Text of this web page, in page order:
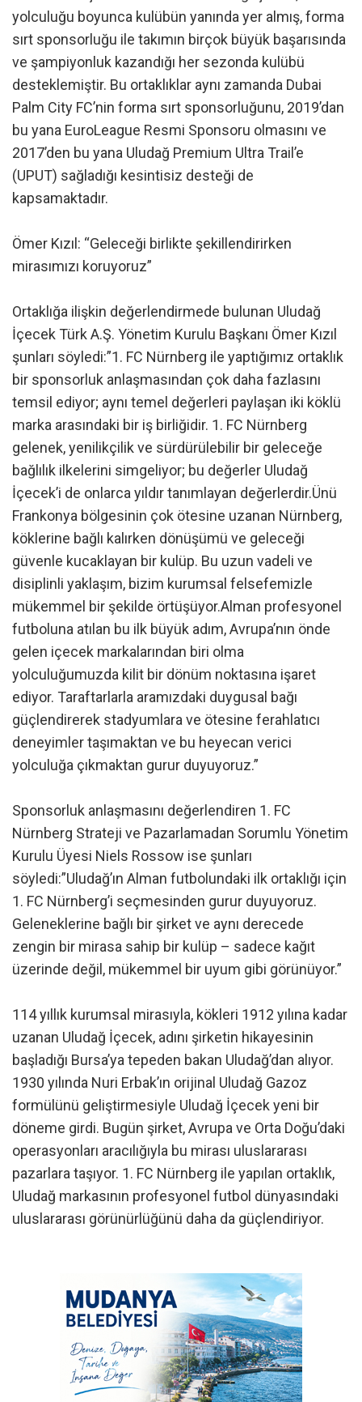
yolculuğu boyunca kulübün yanında yer almış, forma
sırt sponsorluğu ile takımın birçok büyük başarısında
ve şampiyonluk kazandığı her sezonda kulübü
desteklemiştir. Bu ortaklıklar aynı zamanda Dubai
Palm City FC’nin forma sırt sponsorluğunu, 2019’dan
bu yana EuroLeague Resmi Sponsoru olmasını ve
2017’den bu yana Uludağ Premium Ultra Trail’e
(UPUT) sağladığı kesintisiz desteği de
kapsamaktadır.
Ömer Kızıl: “Geleceği birlikte şekillendirirken
mirasımızı koruyoruz”
Ortaklığa ilişkin değerlendirmede bulunan Uludağ
İçecek Türk A.Ş. Yönetim Kurulu Başkanı Ömer Kızıl
şunları söyledi:”1. FC Nürnberg ile yaptığımız ortaklık
bir sponsorluk anlaşmasından çok daha fazlasını
temsil ediyor; aynı temel değerleri paylaşan iki köklü
marka arasındaki bir iş birliğidir. 1. FC Nürnberg
gelenek, yenilikçilik ve sürdürülebilir bir geleceğe
bağlılık ilkelerini simgeliyor; bu değerler Uludağ
İçecek’i de onlarca yıldır tanımlayan değerlerdir.Ünü
Frankonya bölgesinin çok ötesine uzanan Nürnberg,
köklerine bağlı kalırken dönüşümü ve geleceği
güvenle kucaklayan bir kulüp. Bu uzun vadeli ve
disiplinli yaklaşım, bizim kurumsal felsefemizle
mükemmel bir şekilde örtüşüyor.Alman profesyonel
futboluna atılan bu ilk büyük adım, Avrupa’nın önde
gelen içecek markalarından biri olma
yolculuğumuzda kilit bir dönüm noktasına işaret
ediyor. Taraftarlarla aramızdaki duygusal bağı
güçlendirerek stadyumlara ve ötesine ferahlatıcı
deneyimler taşımaktan ve bu heyecan verici
yolculuğa çıkmaktan gurur duyuyoruz.”
Sponsorluk anlaşmasını değerlendiren 1. FC
Nürnberg Strateji ve Pazarlamadan Sorumlu Yönetim
Kurulu Üyesi Niels Rossow ise şunları
söyledi:”Uludağ’ın Alman futbolundaki ilk ortaklığı için
1. FC Nürnberg’i seçmesinden gurur duyuyoruz.
Geleneklerine bağlı bir şirket ve aynı derecede
zengin bir mirasa sahip bir kulüp – sadece kağıt
üzerinde değil, mükemmel bir uyum gibi görünüyor.”
114 yıllık kurumsal mirasıyla, kökleri 1912 yılına kadar
uzanan Uludağ İçecek, adını şirketin hikayesinin
başladığı Bursa’ya tepeden bakan Uludağ’dan alıyor.
1930 yılında Nuri Erbak’ın orijinal Uludağ Gazoz
formülünü geliştirmesiyle Uludağ İçecek yeni bir
döneme girdi. Bugün şirket, Avrupa ve Orta Doğu’daki
operasyonları aracılığıyla bu mirası uluslararası
pazarlara taşıyor. 1. FC Nürnberg ile yapılan ortaklık,
Uludağ markasının profesyonel futbol dünyasındaki
uluslararası görünürlüğünü daha da güçlendiriyor.